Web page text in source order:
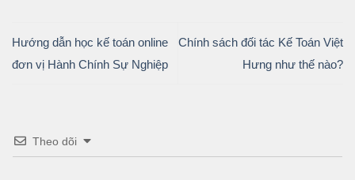
Hướng dẫn học kế toán online
đơn vị Hành Chính Sự Nghiệp
Chính sách đối tác Kế Toán Việt
Hưng như thế nào?
Theo dõi